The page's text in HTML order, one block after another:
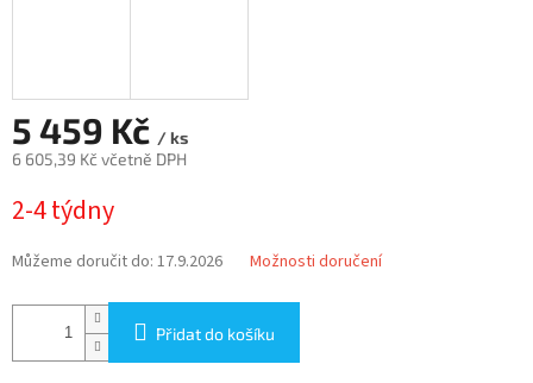
5 459 Kč / ks
6 605,39 Kč včetně DPH
cena:
2-4 týdny
Můžeme doručit do: 17.9.2026 Možnosti doručení
Přidat do košíku